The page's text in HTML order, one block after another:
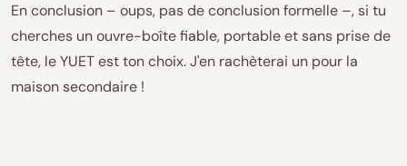
En conclusion – oups, pas de conclusion formelle –, si tu
cherches un ouvre-boîte fiable, portable et sans prise de
tête, le YUET est ton choix. J'en rachèterai un pour la
maison secondaire !